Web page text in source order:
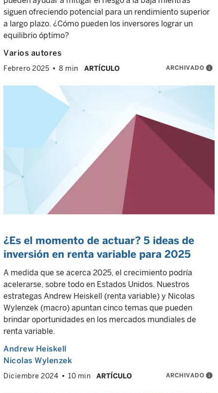
siguen ofreciendo potencial para un rendimiento superior
a largo plazo. ¿Cómo pueden los inversores lograr un
equilibrio óptimo?
Varios autores
Febrero 2025 8 min ARTÍCULO ARCHIVADO info
¿Es el momento de actuar? 5 ideas de
inversión en renta variable para 2025
A medida que se acerca 2025, el crecimiento podría
acelerarse, sobre todo en Estados Unidos. Nuestros
estrategas Andrew Heiskell (renta variable) y Nicolas
Wylenzek (macro) apuntan cinco temas que pueden
brindar oportunidades en los mercados mundiales de
renta variable.
Andrew Heiskell
Nicolas Wylenzek
Diciembre 2024 10 min ARTÍCULO ARCHIVADO info